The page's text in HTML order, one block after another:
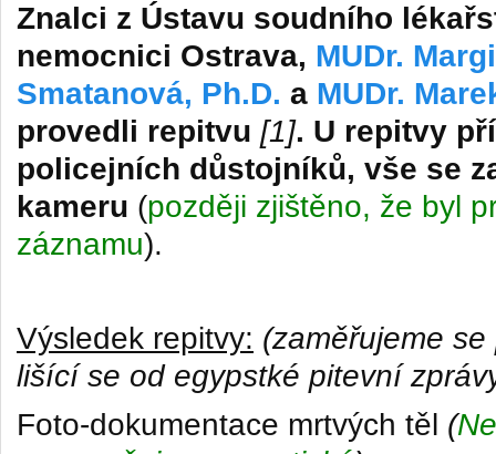
Znalci z Ústavu soudního
nemocnici Ostrava, MUDr.
Smatanová, Ph.D. a MUDr.
provedli repitvu [1]. U repitvy
policejních důstojníků, vše se
kameru (později zjištěno, že byl
záznamu).
Výsledek repitvy: (zaměřujeme
lišící se od egypstké pitevní
Foto-dokumentace mrtvých těl (